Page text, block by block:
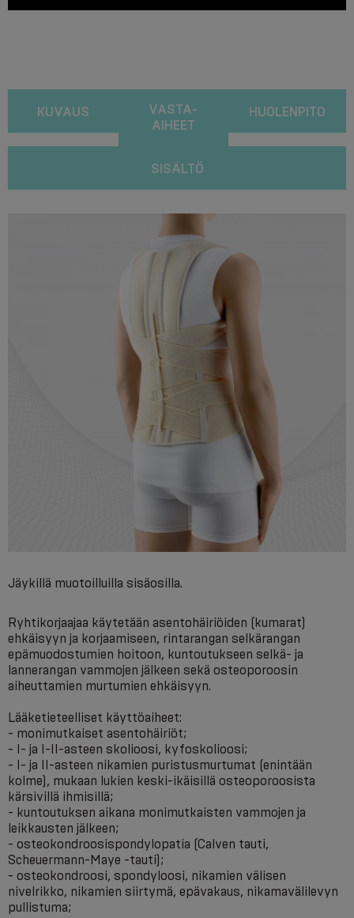
KUVAUS
VASTA-
AIHEET
HUOLENPITO
SISÄLTÖ
Jäykillä muotoilluilla sisäosilla.
Ryhtikorjaajaa käytetään asentohäiriöiden (kumarat)
ehkäisyyn ja korjaamiseen, rintarangan selkärangan
epämuodostumien hoitoon, kuntoutukseen selkä- ja
lannerangan vammojen jälkeen sekä osteoporoosin
aiheuttamien murtumien ehkäisyyn.
Lääketieteelliset käyttöaiheet:
- monimutkaiset asentohäiriöt;
- I- ja I-II-asteen skolioosi, kyfoskolioosi;
- I- ja II-asteen nikamien puristusmurtumat (enintään
kolme), mukaan lukien keski-ikäisillä osteoporoosista
kärsivillä ihmisillä;
- kuntoutuksen aikana monimutkaisten vammojen ja
leikkausten jälkeen;
- osteokondroosispondylopatia (Calven tauti,
Scheuermann-Maye -tauti);
- osteokondroosi, spondyloosi, nikamien välisen
nivelrikko, nikamien siirtymä, epävakaus, nikamavälilevyn
pullistuma;